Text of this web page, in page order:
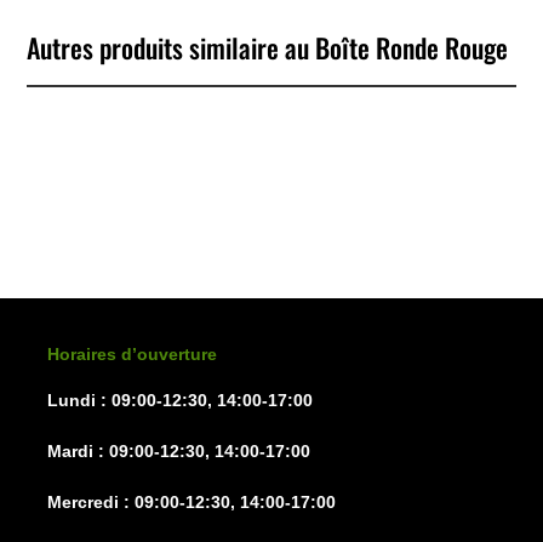
Autres produits similaire au Boîte Ronde Rouge
Horaires d’ouverture
Lundi : 09:00-12:30, 14:00-17:00
Mardi : 09:00-12:30, 14:00-17:00
Mercredi : 09:00-12:30, 14:00-17:00